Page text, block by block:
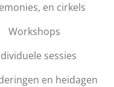
en cirkels
Workshops
sessies
en heidagen